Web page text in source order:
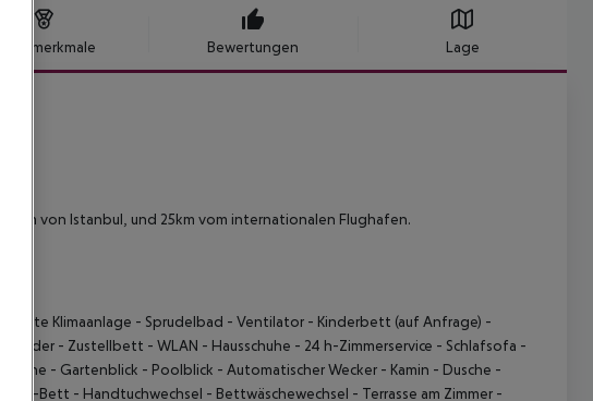
Hotelmerkmale Bewertungen Lage
von Istanbul, und 25km vom internationalen Flughafen.
Klimaanlage - Sprudelbad - Ventilator - Kinderbett (auf Anfrage) -
- Zustellbett - WLAN - Hausschuhe - 24 h-Zimmerservice - Schlafsofa -
- Gartenblick - Poolblick - Automatischer Wecker - Kamin - Dusche -
Size-Bett - Handtuchwechsel - Bettwäschewechsel - Terrasse am Zimmer -